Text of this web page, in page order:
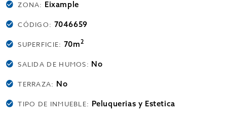
ZONA: Eixample
CÓDIGO: 7046659
SUPERFICIE: 70m2
SALIDA DE HUMOS: No
TERRAZA: No
TIPO DE INMUEBLE: Peluquerias y Estetica